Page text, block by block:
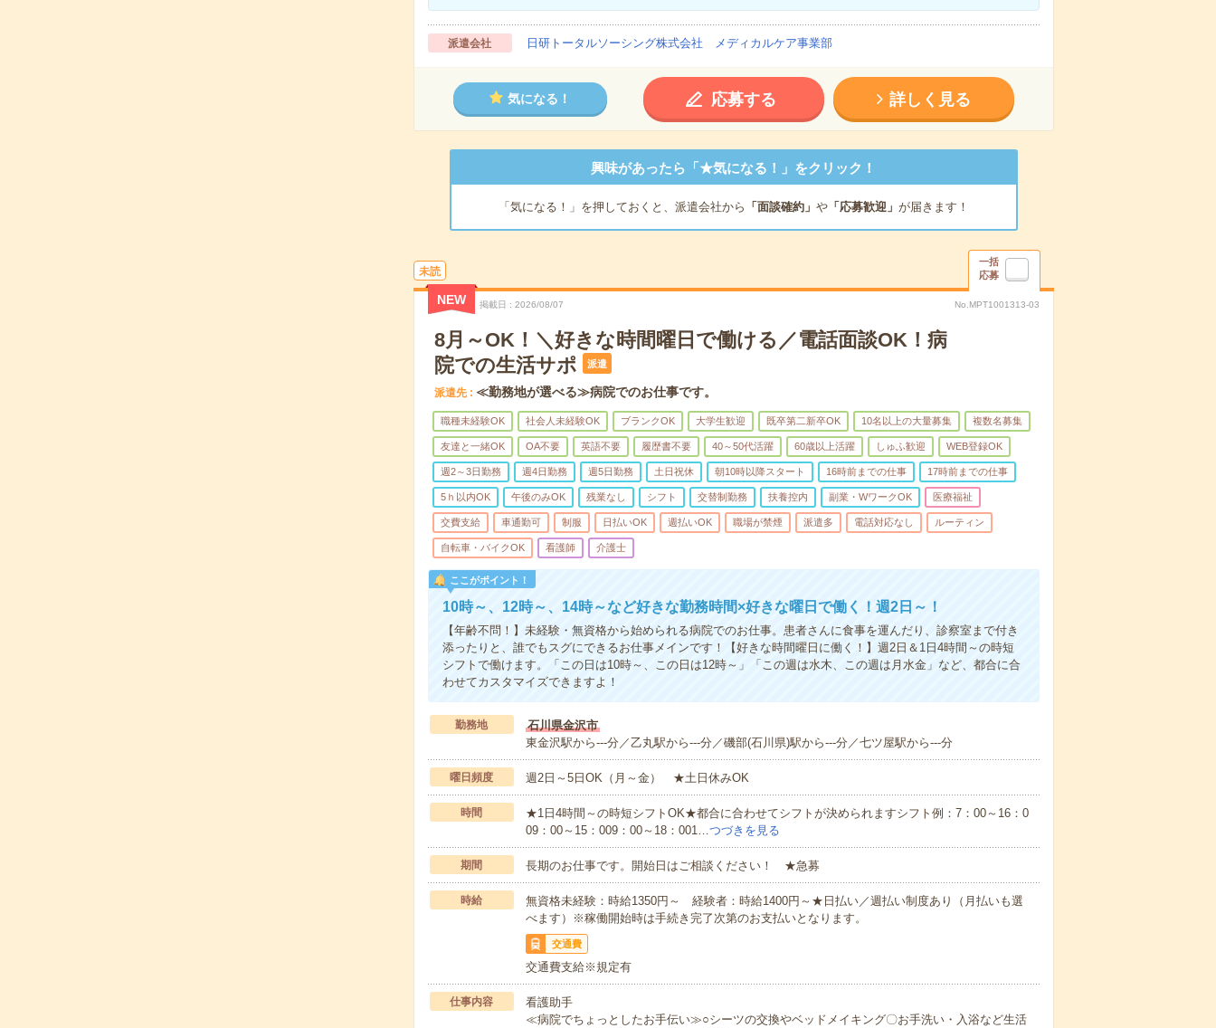
派遣会社 日研トータルソーシング株式会社 メディカルケア事業部
気になる！ 応募する 詳しく見る
興味があったら「★気になる！」をクリック！
「気になる！」を押しておくと、派遣会社から 「面談確約」 や「応募歓迎」 が届きます！
未読
一括
応募
NEW 掲載日 2026/08/07 No.MPT1001313-03
8月～OK！＼好きな時間曜日で働ける／電話面談OK！病
院での生活サポ
派遣
派遣先 ≪勤務地が選べる≫病院でのお仕事です。
職種未経験OK 社会人未経験OK ブランクOK 大学生歓迎 既卒第二新卒OK 10名以上の大量募集 複数名募集
友達と一緒OK OA不要 英語不要 履歴書不要 40～50代活躍 60歳以上活躍 しゅふ歓迎 WEB登録OK
週2～3日勤務 週4日勤務 週5日勤務 土日祝休 朝10時以降スタート 16時前までの仕事 17時前までの仕事
5ｈ以内OK 午後のみOK 残業なし シフト 交替制勤務 扶養控内 副業・WワークOK 医療福祉
交費支給 車通勤可 制服 日払いOK 週払いOK 職場が禁煙 派遣多 電話対応なし ルーティン
自転車・バイクOK 看護師 介護士
ここがポイント！
10時～、12時～、14時～など好きな勤務時間×好きな曜日で働く！週2日～！
【年齢不問！】未経験・無資格から始められる病院でのお仕事。患者さんに食事を運んだり、診察室まで付き
添ったりと、誰でもスグにできるお仕事メインです！【好きな時間曜日に働く！】週2日＆1日4時間～の時短
シフトで働けます。「この日は10時～、この日は12時～」「この週は水木、この週は月水金」など、都合に合
わせてカスタマイズできますよ！
勤務地
石川県金沢市
東金沢駅から---分／乙丸駅から---分／磯部(石川県)駅から---分／七ツ屋駅から---分
曜日頻度 週2日～5日OK（月～金） ★土日休みOK
時間
★1日4時間～の時短シフトOK★都合に合わせてシフトが決められますシフト例：7：00～16：0
09：00～15：009：00～18：001…つづきを見る
期間 長期のお仕事です。開始日はご相談ください！ ★急募
時給
無資格未経験：時給1350円～ 経験者：時給1400円～★日払い／週払い制度あり（月払いも選
べます）※稼働開始時は手続き完了次第のお支払いとなります。
交通費
交通費支給※規定有
仕事内容
看護助手
≪病院でちょっとしたお手伝い≫○シーツの交換やベッドメイキング〇お手洗い・入浴など生活